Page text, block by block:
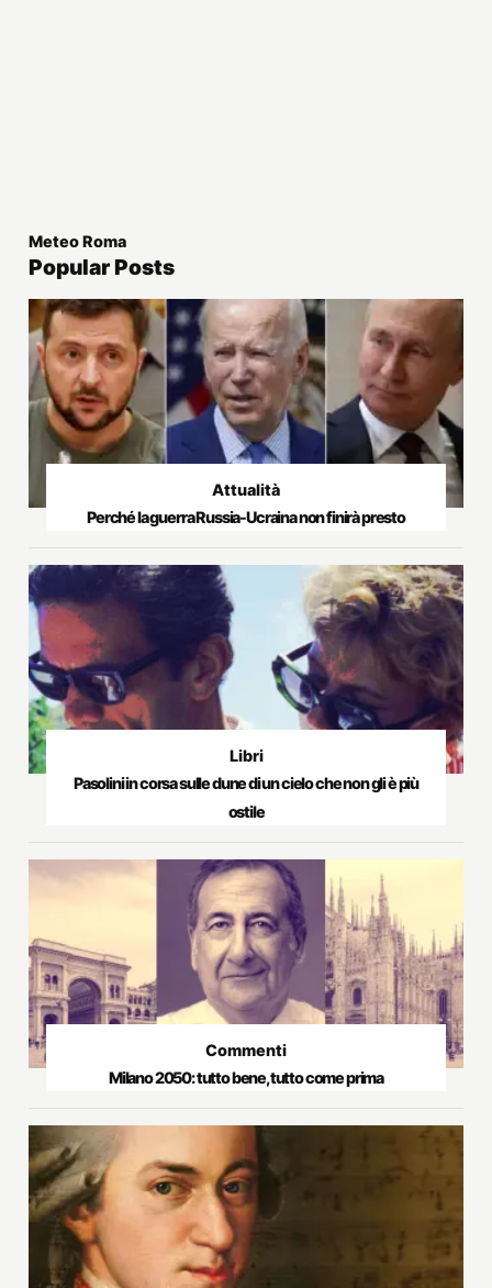
Meteo Roma
Popular Posts
Attualità
Perché la guerra Russia-Ucraina non finirà presto
Libri
Pasolini in corsa sulle dune di un cielo che non gli è più
ostile
Commenti
Milano 2050: tutto bene, tutto come prima